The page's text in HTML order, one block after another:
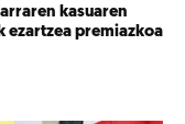
kasuaren
ezartzea premiazkoa